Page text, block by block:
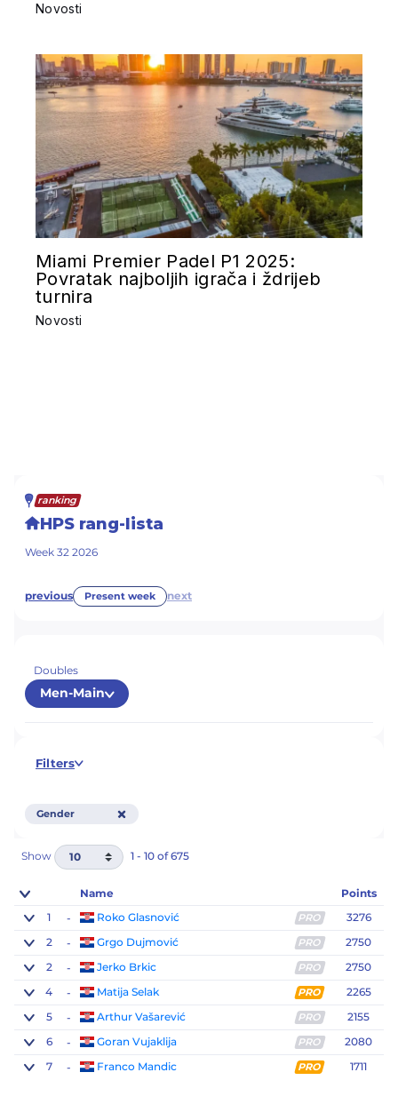
Novosti
Miami Premier Padel P1 2025:
Povratak najboljih igrača i ždrijeb
turnira
Novosti